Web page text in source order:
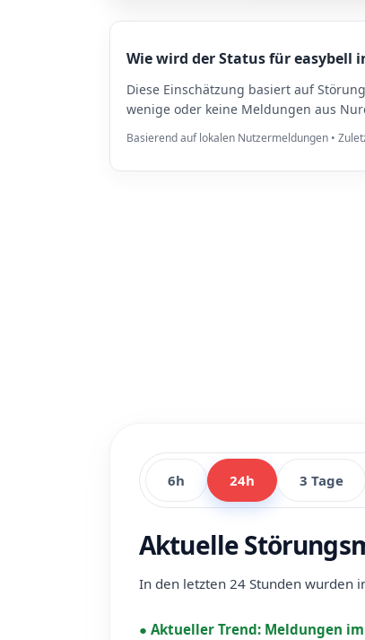
Wie wird der Status für easybell
Diese Einschätzung basiert auf
wenige oder keine Meldungen aus
Basierend auf lokalen Nutzermeldungen •
6h 24h 3 Tage
Aktuelle
In den letzten 24 Stunden wurden
● Aktueller Trend: Meldungen